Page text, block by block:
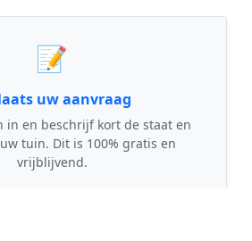
📝
uw aanvraag
in en beschrijf kort de staat en
tuin. Dit is 100% gratis en
vrijblijvend.